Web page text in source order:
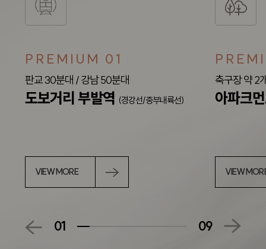
PREMIUM 01
판교 30분대 / 강남 50분대
도보거리 부발역 (경강선/중부내륙선)
VIEW MORE
축구장 약 2
아파크
VIEW
01 09